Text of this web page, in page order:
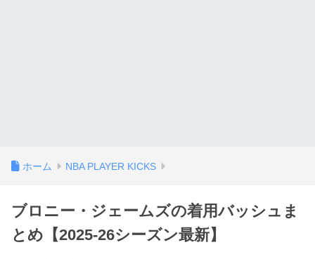
ホーム NBA PLAYER KICKS
ブロニー・ジェームズの着用バッシュま
とめ【2025-26シーズン最新】